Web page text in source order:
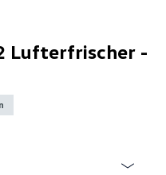
Lufterfrischer -